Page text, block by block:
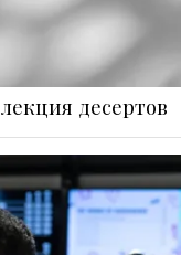
десертов